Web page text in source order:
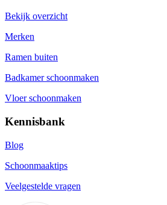
Bekijk overzicht
Merken
Ramen buiten
Badkamer schoonmaken
Vloer schoonmaken
Kennisbank
Blog
Schoonmaaktips
Veelgestelde vragen